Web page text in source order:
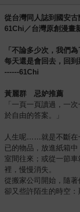
童青少年。根據眾多
comic（美式漫畫）
從台灣同人誌到國安古
61Chi ／台灣原創漫畫
「不論多少次，我們
每天還是會回去，回到
------61Chi
黃麗群 忌妒推薦
「一頁一頁讀過，一
於自由的答案。」
人生呢……就是不斷在
已的物品，放進紙箱
室間往來；或從一節
裡，慢慢消失。
從搬家公司開始，隨
卻又些許陌生的時空：